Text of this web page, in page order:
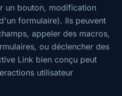
un bouton, modification
formulaire). Ils peuvent
appeler des macros,
ou déclencher des
Link bien conçu peut
utilisateur